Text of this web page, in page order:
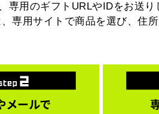
用のギフトURLやIDをお送
専用サイトで商品を選び、住